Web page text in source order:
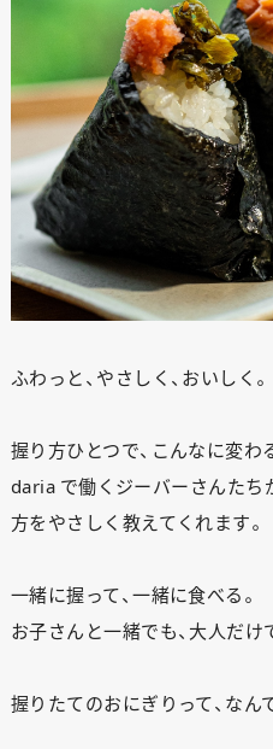
ふわっと、やさしく、おいしく。
握り方ひとつで、こんなに変わ
daria で働くジーバーさんたち
方をやさしく教えてくれます。
一緒に握って、一緒に食べる。
お子さんと一緒でも、大人だけ
握りたてのおにぎりって、なん